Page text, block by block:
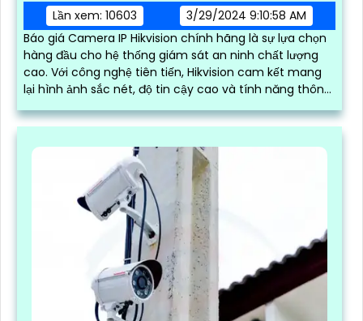
Lần xem: 10603
3/29/2024 9:10:58 AM
Báo giá Camera IP Hikvision chính hãng là sự lựa chọn
hàng đầu cho hệ thống giám sát an ninh chất lượng
cao. Với công nghệ tiên tiến, Hikvision cam kết mang
lại hình ảnh sắc nét, độ tin cậy cao và tính năng thông
minh